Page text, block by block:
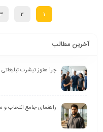
1
2
آخرین مطالب
چرا هنوز تیشرت
راهنمای جامع انتخاب